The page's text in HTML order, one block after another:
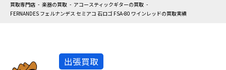
買取専門店 楽器の買取
アコースティックギターの買取
FERNANDES フェルナンデス セミアコ 石ロゴ FSA-80 ワインレッドの買取実績
出張買取